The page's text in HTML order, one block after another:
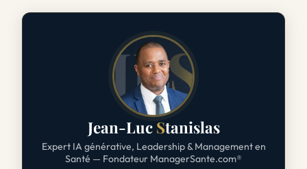
Jean-Luc Stanislas
Expert IA générative, Leadership & Management en
Santé — Fondateur ManagerSante.com®